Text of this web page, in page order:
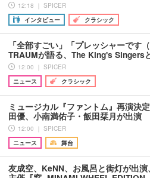
12:18 ｜ SPICER
インタビュー
クラシック
「全部すごい」「プレッシャーで
TRAUMが語る、The King's Singers
12:00 ｜ SPICER
ニュース
クラシック
ミュージカル『ファントム』再演決
田優、小南満佑子・飯田栞月が出演
12:00 ｜ SPICER
ニュース
舞台
友成空、KeNN、お風呂と街灯が出